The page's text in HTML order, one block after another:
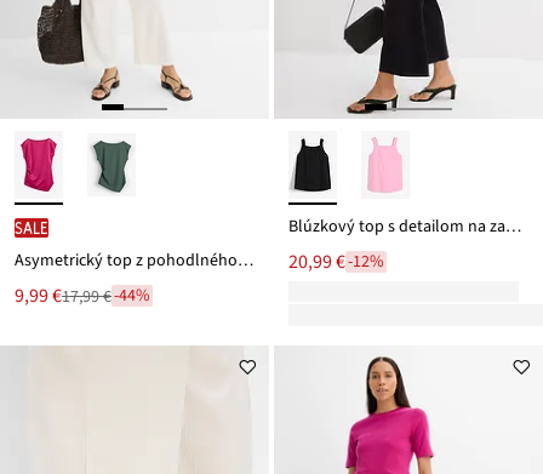
SALE
Asymetrický top z pohodlného Scuba materiálu
Nová
cena
9,99 €
Zľava
ceny
17,99 €-44%
Blúzkový top s detailom na zaviazanie vzadu, z viskózového mixu
20,99 €-12%